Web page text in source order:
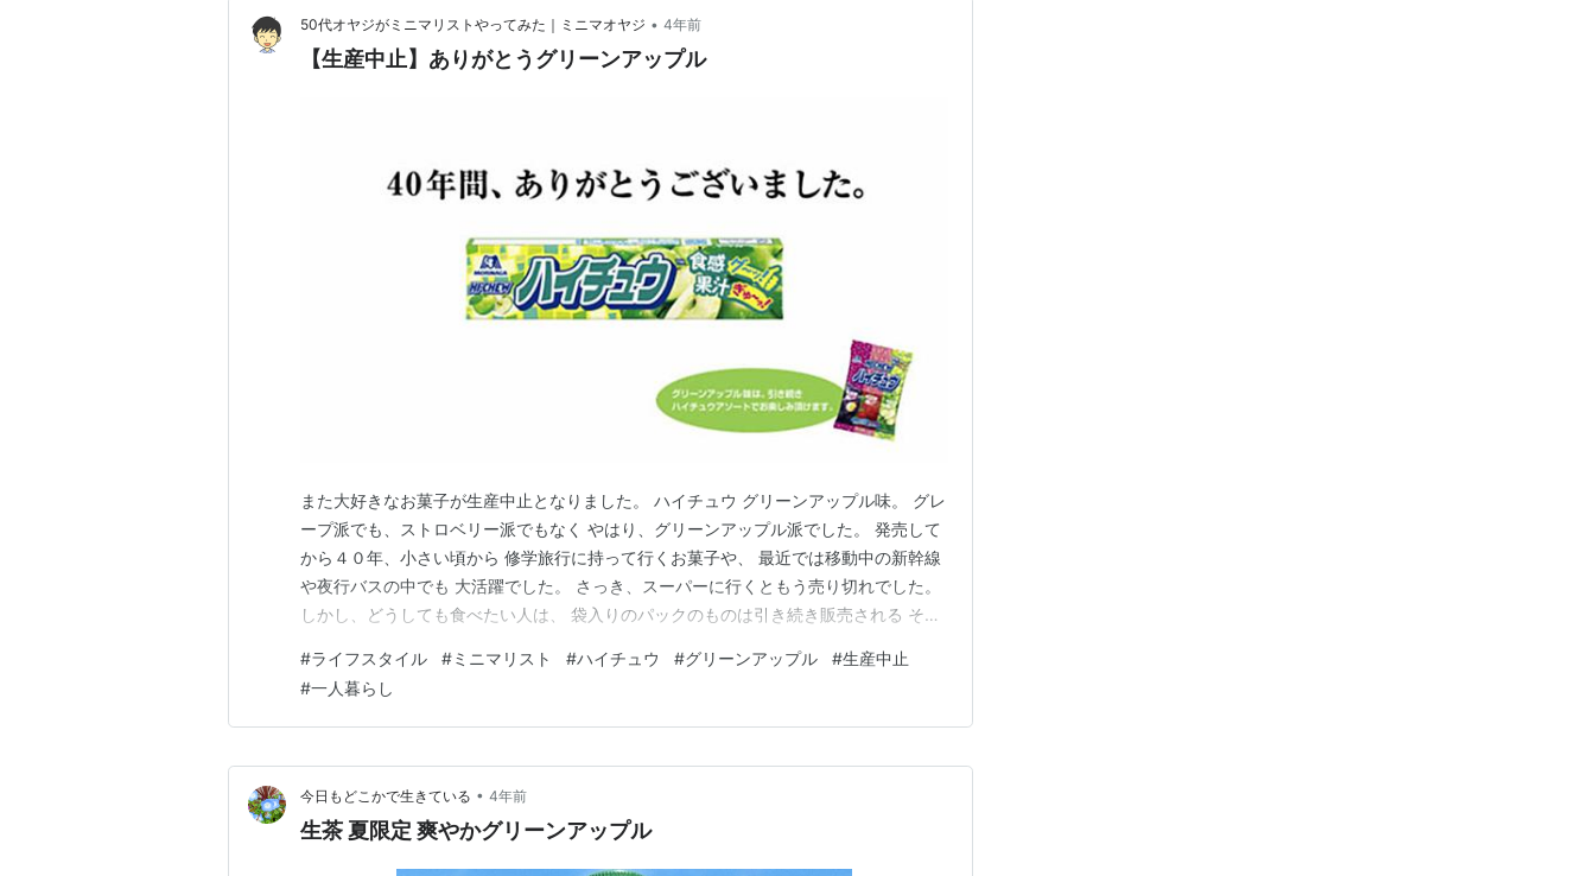
50代オヤジがミニマリストやってみた｜ミニマオヤジ • 4年前
【生産中止】ありがとうグリーンアップル
また大好きなお菓子が生産中止となりました。 ハイチュウ グリーンアップル味。 グレ
ープ派でも、ストロベリー派でもなく やはり、グリーンアップル派でした。 発売して
から４０年、小さい頃から 修学旅行に持って行くお菓子や、 最近では移動中の新幹線
や夜行バスの中でも 大活躍でした。 さっき、スーパーに行くともう売り切れでした。
しかし、どうしても食べたい人は、 袋入りのパックのものは引き続き販売される そう
位のほとんどが女性ブロガーです。 その中でオヤジが頑張ってます！ ランクが上がる
と励みになるので 下のボタンをタップ…
#ライフスタイル #ミニマリスト #ハイチュウ #グリーンアップル #生産中止
#一人暮らし
今日もどこかで生きている • 4年前
生茶 夏限定 爽やかグリーンアップル